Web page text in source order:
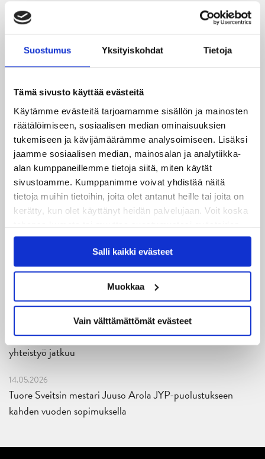
Suostumus Yksityiskohdat Tietoja
Tämä sivusto käyttää evästeitä
Käytämme evästeitä tarjoamamme sisällön ja mainosten
räätälöimiseen, sosiaalisen median ominaisuuksien
tukemiseen ja kävijämäärämme analysoimiseen. Lisäksi
jaamme sosiaalisen median, mainosalan ja analytiikka-
alan kumppaneillemme tietoja siitä, miten käytät
sivustoamme. Kumppanimme voivat yhdistää näitä
tietoja muihin tietoihin, joita olet antanut heille tai joita on
kerätty, kun olet käyttänyt heidän palvelujaan. Voit koska
tahansa kumota tai muuttaa suostumustasi evästeiden
käytöstäEvästeet-sivultamme.
Salli kaikki evästeet
Muokkaa
Vain välttämättömät evästeet
JYPin kapteenisto Liiga-kauteen 2026–2027 on nimetty
04.08.2026
Joukkueen yhteisharjoitukset ovat alkaneet – ensimmäinen
mittari luvassa jo heti viikonloppuna Tampere Cupissa!
29.07.2026
JYPin harjoitusottelut tulevalle 2026-2027 kaudelle on
julkaistu!
27.07.2026
Ruotsalaishyökkääjä Arvid Costmar JYPiin
25.06.2026
JYP ja Secto Rally Finland yhteistyöhön
02.06.2026
Liiga-kauden 2026-2027 otteluohjelma on julkaistu!
Reece Newkirk vahvistamaan JYP-hyökkäystä!
Jaatinen ja Liljamo jatkosopimuksiin – JYPin ja KeuPa HT:n
yhteistyö jatkuu
14.05.2026
Tuore Sveitsin mestari Juuso Arola JYP-puolustukseen
kahden vuoden sopimuksella